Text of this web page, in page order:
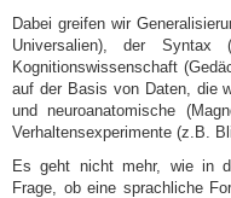
Dabei greifen wir
Universalien), der Syntax
Kognitionswissenschaft
auf der Basis von Daten, die
und neuroanatomische
Verhaltensexperimente (z.B.
Es geht nicht mehr, wie in
Frage, ob eine sprachliche